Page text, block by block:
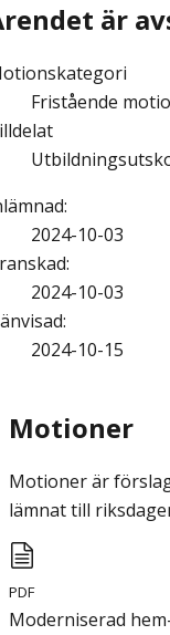
är
Fristående
:
2024-10-03
:
2024-10-03
:
2024-10-15
Motioner
Motioner är
lämnat till
PDF
Moderniserad